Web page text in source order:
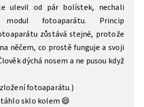
ulevil od pár bolístek, nechali
modul fotoaparátu. Princip
zůstává stejné, protože
něčem, co prostě funguje a svoji
dýchá nosem a ne pusou když
fotoaparátu.)
sklo kolem 😄